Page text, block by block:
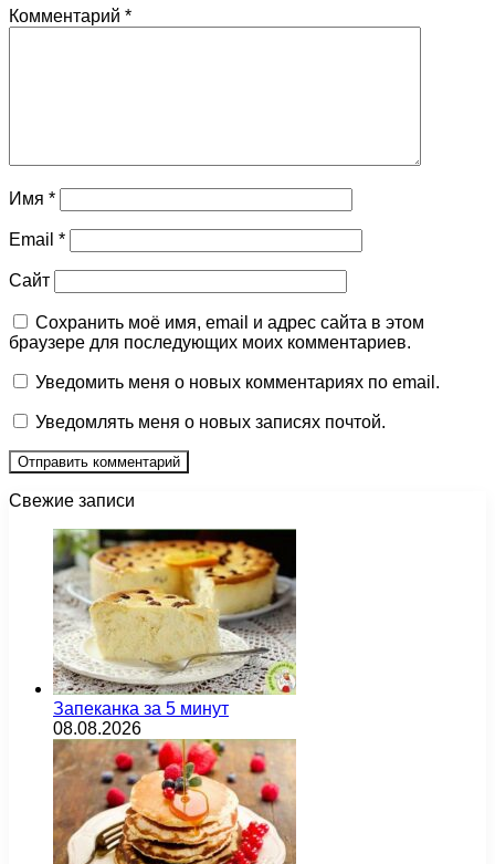
Комментарий *
Имя *
Email *
Сайт
Сохранить моё имя, email и адрес сайта в этом
браузере для последующих моих комментариев.
Уведомить меня о новых комментариях по email.
Уведомлять меня о новых записях почтой.
Свежие записи
Запеканка за 5 минут
08.08.2026